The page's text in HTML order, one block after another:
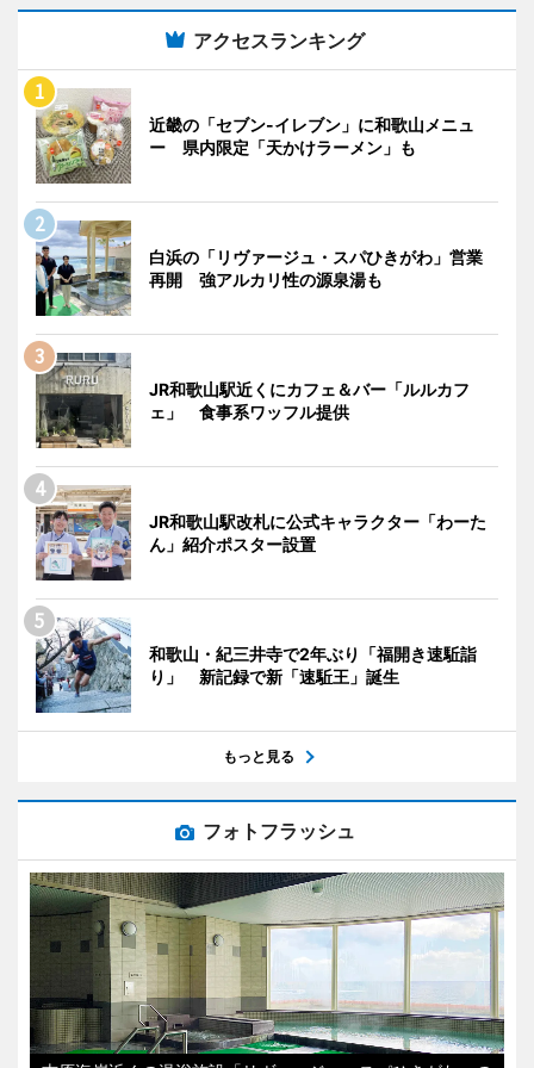
アクセスランキング
近畿の「セブン-イレブン」に和歌山メニュ
ー 県内限定「天かけラーメン」も
白浜の「リヴァージュ・スパひきがわ」営業
再開 強アルカリ性の源泉湯も
JR和歌山駅近くにカフェ＆バー「ルルカフ
ェ」 食事系ワッフル提供
JR和歌山駅改札に公式キャラクター「わーた
ん」紹介ポスター設置
和歌山・紀三井寺で2年ぶり「福開き速駈詣
り」 新記録で新「速駈王」誕生
もっと見る
フォトフラッシュ